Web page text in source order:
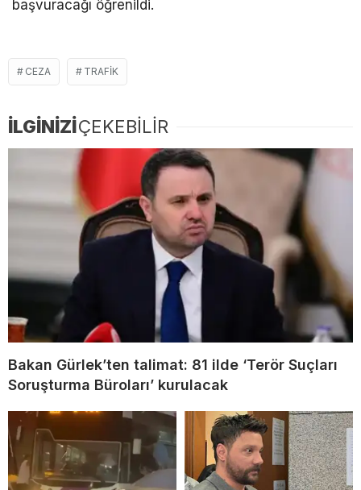
başvuracağı öğrenildi.
CEZA TRAFIK
İLGİNİZİÇEKEBİLİR
Bakan Gürlek’ten talimat: 81 ilde ‘Terör Suçları
Soruşturma Büroları’ kurulacak